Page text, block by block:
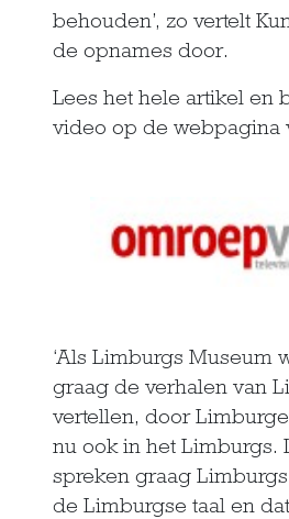
behouden’, zo vertelt
de opnames door.
Lees het hele artikel en
video op de webpagina
‘Als Limburgs Museum
graag de verhalen van
vertellen, door
nu ook in het Limburgs.
spreken graag
de Limburgse taal en